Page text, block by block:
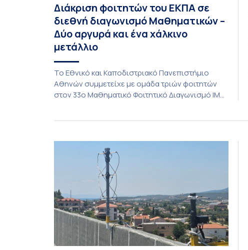
Διάκριση φοιτητών του ΕΚΠΑ σε
διεθνή διαγωνισμό Μαθηματικών –
Δύο αργυρά και ένα χάλκινο
μετάλλιο
To Εθνικό και Καποδιστριακό Πανεπιστήμιο
Αθηνών συμμετείχε με ομάδα τριών φοιτητών
στον 33ο Μαθηματικό Φοιτητικό Διαγωνισμό IMC
αυτόν συμμετείχαν 447 φοιτητές
εκπροσωπώντας 135 πανεπιστήμια από 46
χώρες. Από την Ελλάδα, συμμετείχαν επίσης το
Εθνικό Μετσόβιο Πολυτεχνείο, το Αριστοτέλειο
Πανεπιστήμιο […]